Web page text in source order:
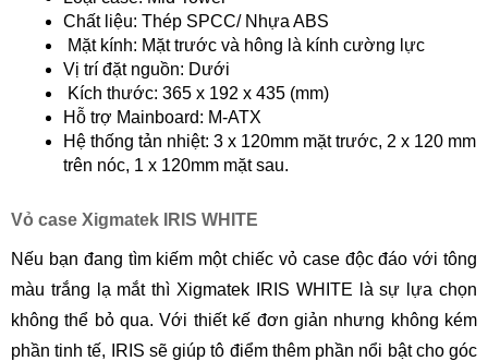
Chất liệu: Thép SPCC/ Nhựa ABS
Mặt kính: Mặt trước và hông là kính cường lực
Vị trí đặt nguồn: Dưới
Kích thước: 365 x 192 x 435 (mm)
Hỗ trợ Mainboard: M-ATX
Hệ thống tản nhiệt: 3 x 120mm mặt trước, 2 x 120 mm
trên nóc, 1 x 120mm mặt sau.
Vỏ case Xigmatek IRIS WHITE
Nếu bạn đang tìm kiếm một chiếc vỏ case độc đáo với tông
màu trắng lạ mắt thì Xigmatek IRIS WHITE là sự lựa chọn
không thể bỏ qua. Với thiết kế đơn giản nhưng không kém
phần tinh tế, IRIS sẽ giúp tô điểm thêm phần nổi bật cho góc